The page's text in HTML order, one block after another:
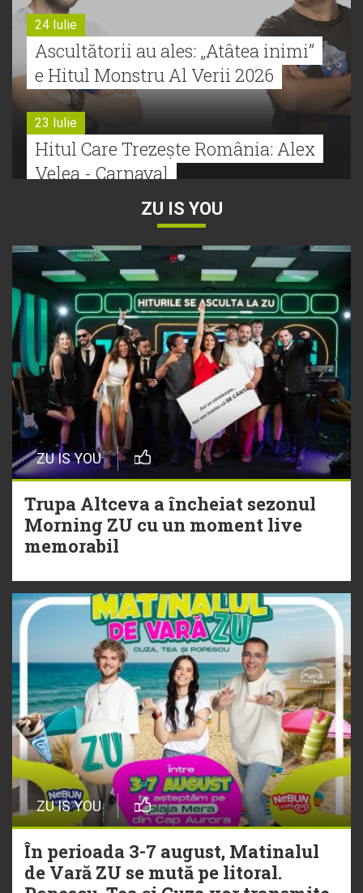
24 Iulie
Ascultătorii au ales: „Atâtea inimi”
e Hitul Monstru Al Verii 2026
23 Iulie
Hitul Care Trezește România: Alex
Velea - Carnaval
Bătălie strânsă la Hitul Monstru Al
Verii: Cabron versus Faydee
21 Iulie
Dă volumul mai tare! Cabron vine
cu Hitul Monstru al Verii
20 Iulie
Episod nou | Muzica Aia x DJ
Christian Thomson
20 Iulie
Torpedoul lui Morar: Theo Rose -
ZU IS YOU
ZU IS YOU
Trupa Altceva a încheiat sezonul
Morning ZU cu un moment live
memorabil
ZU IS YOU
În perioada 3-7 august, Matinalul
de Vară ZU se mută pe litoral.